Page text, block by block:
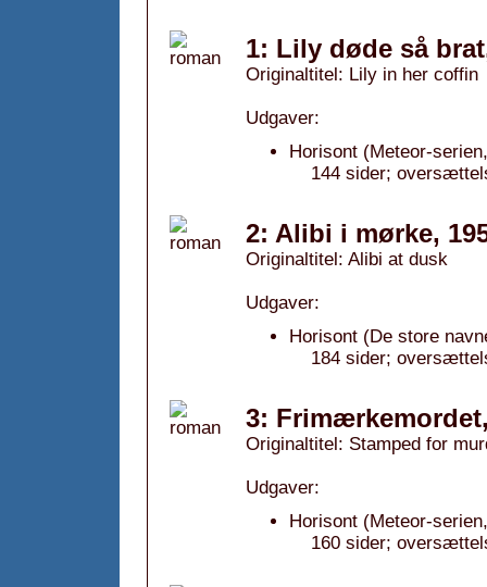
1: Lily døde så
Originaltitel: Lily in her coffin
Udgaver:
Horisont (Meteor-
144 sider;
2: Alibi i mørke,
Originaltitel: Alibi at dusk
Udgaver:
Horisont (De store
184 sider;
3:
Originaltitel: Stamped for
Udgaver:
Horisont (Meteor-
160 sider;